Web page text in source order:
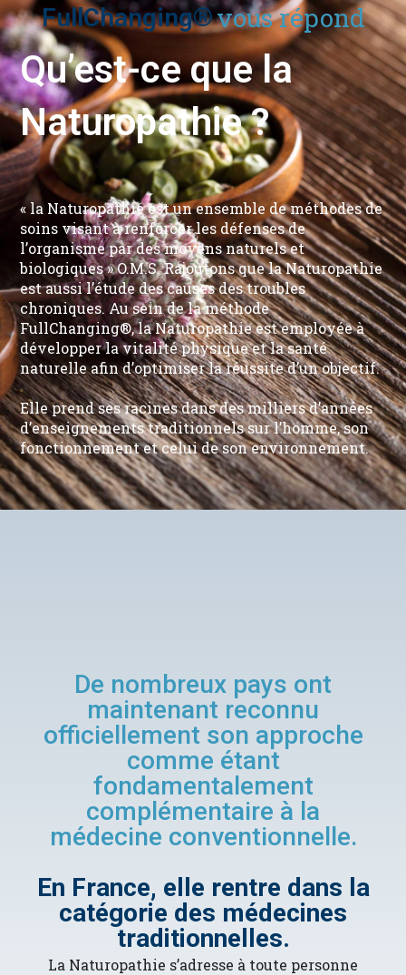
FullChanging®vous répond
Qu’est-ce que la
Naturopathie ?
« la Naturopathie est un ensemble de méthodes de
soins visant à renforcer les défenses de
l’organisme par des moyens naturels et
biologiques » O.M.S. Rajoutons que la Naturopathie
est aussi l’étude des causes des troubles
chroniques. Au sein de la méthode
FullChanging®, la Naturopathie est employée à
développer la vitalité physique et la santé
naturelle afin d’optimiser la réussite d’un objectif.
Elle prend ses racines dans des milliers d’années
d’enseignements traditionnels sur l’homme, son
fonctionnement et celui de son environnement.
De nombreux pays ont
maintenant reconnu
officiellement son approche
comme étant
fondamentalement
complémentaire à la
médecine conventionnelle.
En France, elle rentre dans la
catégorie des médecines
traditionnelles.
La Naturopathie s’adresse à toute personne